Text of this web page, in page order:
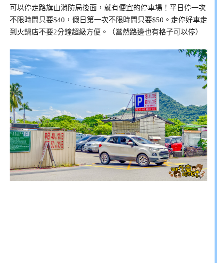
可以停走路旗山消防局後面，就有便宜的停車場！平日停一次
不限時間只要$40，假日第一次不限時間只要$50。走停好車走
到火鍋店不要2分鐘超級方便。（當然路邊也有格子可以停）